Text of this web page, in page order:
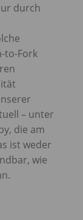
durch
to-Fork
– unter
die am
ist weder
wie